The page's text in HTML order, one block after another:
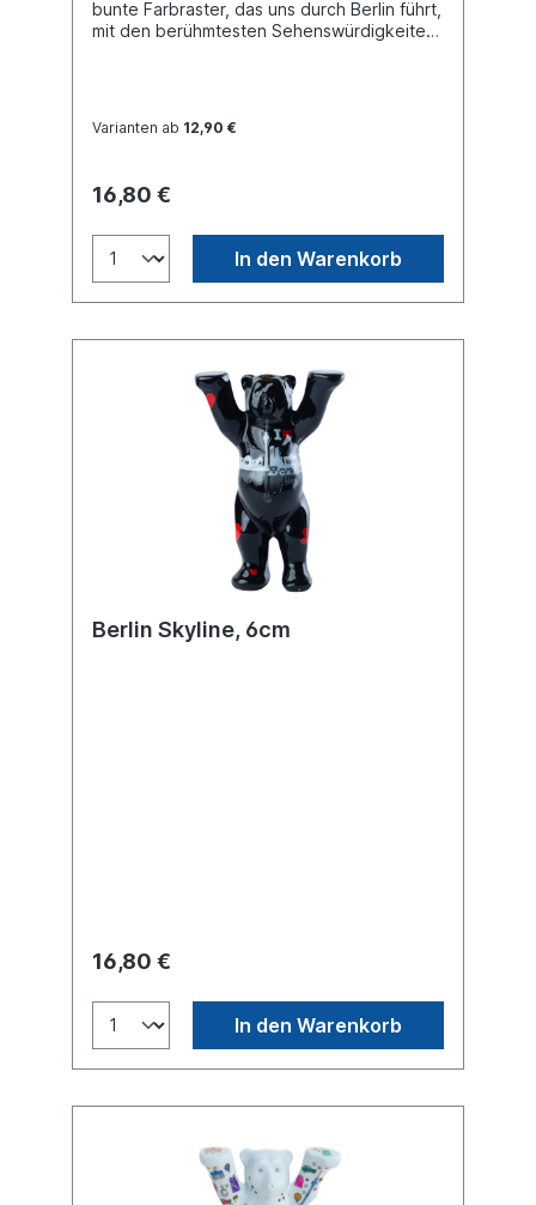
bunte Farbraster, das uns durch Berlin führt,
mit den berühmtesten Sehenswürdigkeiten
Varianten ab 12,90 €
16,80 €
In den Warenkorb
Berlin Skyline, 6cm
16,80 €
In den Warenkorb